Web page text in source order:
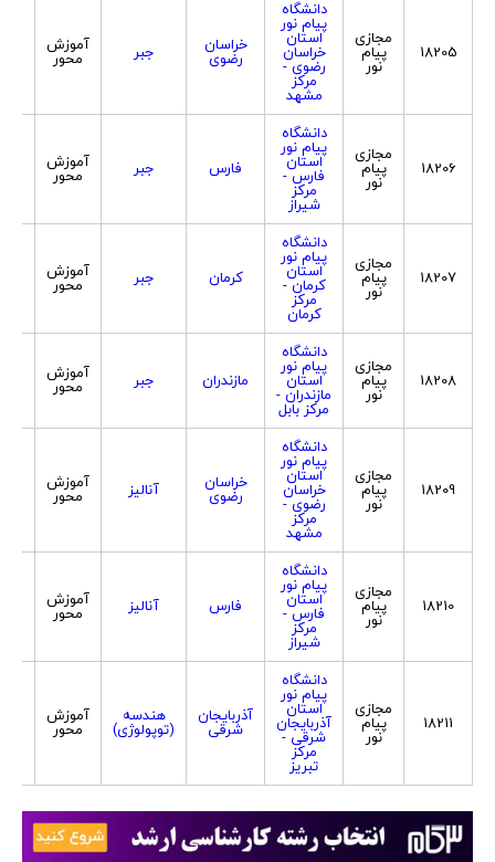
18205
مجازی
پیام
نور
دانشگاه
پیام نور
استان
خراسان
رضوی -
مرکز
مشهد
خراسان
رضوی جبر آموزش
محور
18206
مجازی
پیام
نور
دانشگاه
پیام نور
استان
فارس -
مرکز
شیراز
فارس جبر آموزش
محور
18207
مجازی
پیام
نور
دانشگاه
پیام نور
استان
کرمان -
مرکز
کرمان
کرمان جبر آموزش
محور
18208
مجازی
پیام
نور
دانشگاه
پیام نور
استان
مازندران -
مرکز بابل
مازندران جبر آموزش
محور
18209
مجازی
پیام
نور
دانشگاه
پیام نور
استان
خراسان
رضوی -
مرکز
مشهد
خراسان
رضوی آنالیز آموزش
محور
18210
مجازی
پیام
نور
دانشگاه
پیام نور
استان
فارس -
مرکز
شیراز
فارس آنالیز آموزش
محور
18211
مجازی
پیام
نور
دانشگاه
پیام نور
استان
آذربایجان
شرقی -
مرکز
تبریز
آذربایجان
شرقی
هندسه
(توپولوژی)
آموزش
محور